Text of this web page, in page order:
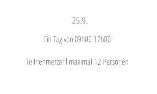
Ein Tag von 09h00-17h00
Teilnehmerzahl maximal 12 Personen
25.9.